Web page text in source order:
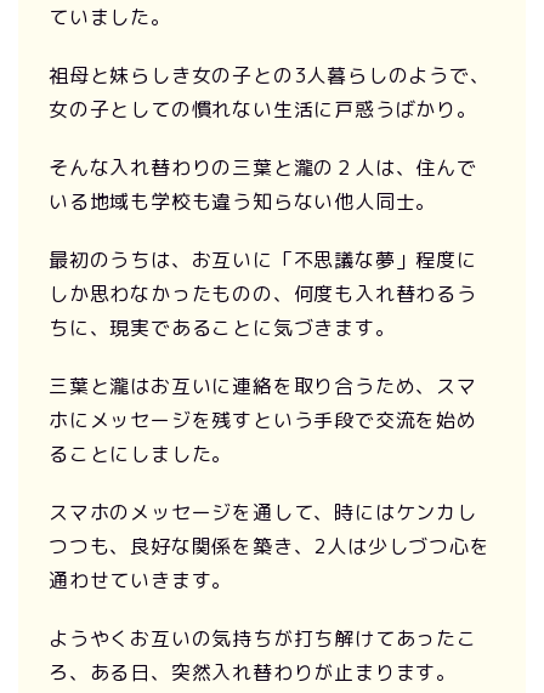
ていました。
祖母と妹らしき女の子との3人暮らしのようで、
女の子としての慣れない生活に戸惑うばかり。
そんな入れ替わりの三葉と瀧の２人は、住んで
いる地域も学校も違う知らない他人同士。
最初のうちは、お互いに「不思議な夢」程度に
しか思わなかったものの、何度も入れ替わるう
ちに、現実であることに気づきます。
三葉と瀧はお互いに連絡を取り合うため、スマ
ホにメッセージを残すという手段で交流を始め
ることにしました。
スマホのメッセージを通して、時にはケンカし
つつも、良好な関係を築き、2人は少しづつ心を
通わせていきます。
ようやくお互いの気持ちが打ち解けてあったこ
ろ、ある日、突然入れ替わりが止まります。